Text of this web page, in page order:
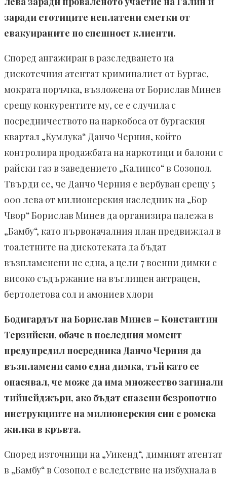
заради стотиците неплатени сметки от
евакуираните по спешност клиенти.
Според ангажиран в разследването на
дискотечния атентат криминалист от Бургас,
мократа поръчка, възложена от Борислав Минев
срещу конкурентите му, се е случила с
посредничеството на наркобоса от бургаския
квартал „Кумлука“ Данчо Черния, който
контролира продажбата на наркотици и балони с
райски газ в заведението „Калипсо“ в Созопол.
Твърди се, че Данчо Черния е вербуван срещу 5
000 лева от милионерския наследник на „Бор
Чвор“ Борислав Минев да организира палежа в
„Бамбу“, като първоначалния план предвиждал в
тоалетните на дискотеката да бъдат
възпламенени не една, а цели 7 военни димки с
високо съдържание на въглищен антрацен,
бертолетова сол и амониев хлори
Бодигардът на Борислав Минев – Константин
Терзийски, обаче в последния момент
предупредил посредника Данчо Черния да
възпламени само една димка, тъй като се
опасявал, че може да има множество загинали
тийнейджъри, ако бъдат спазени безропотно
инструкциите на милионерския син с ромска
жилка в кръвта.
Според източници на „Уикенд“, димният атентат
в „Бамбу“ в Созопол е вследствие на избухнала в